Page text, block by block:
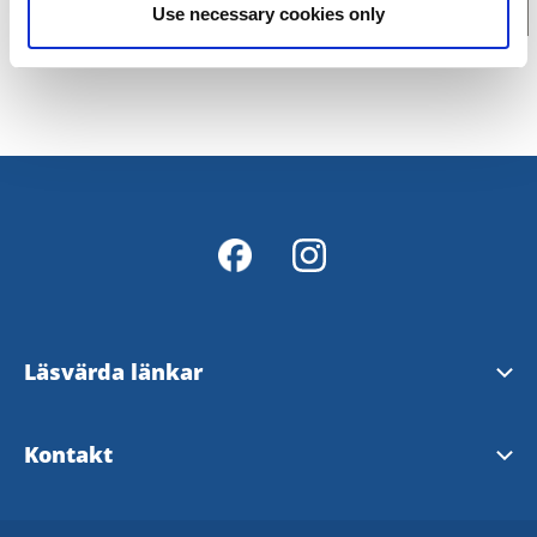
Use necessary cookies only
Läsvärda länkar
Digital Markbroschyr
Kontakt